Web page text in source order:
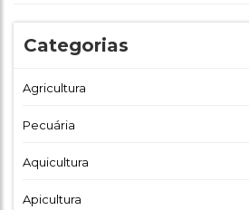
Categorias
Agricultura
Pecuária
Aquicultura
Apicultura